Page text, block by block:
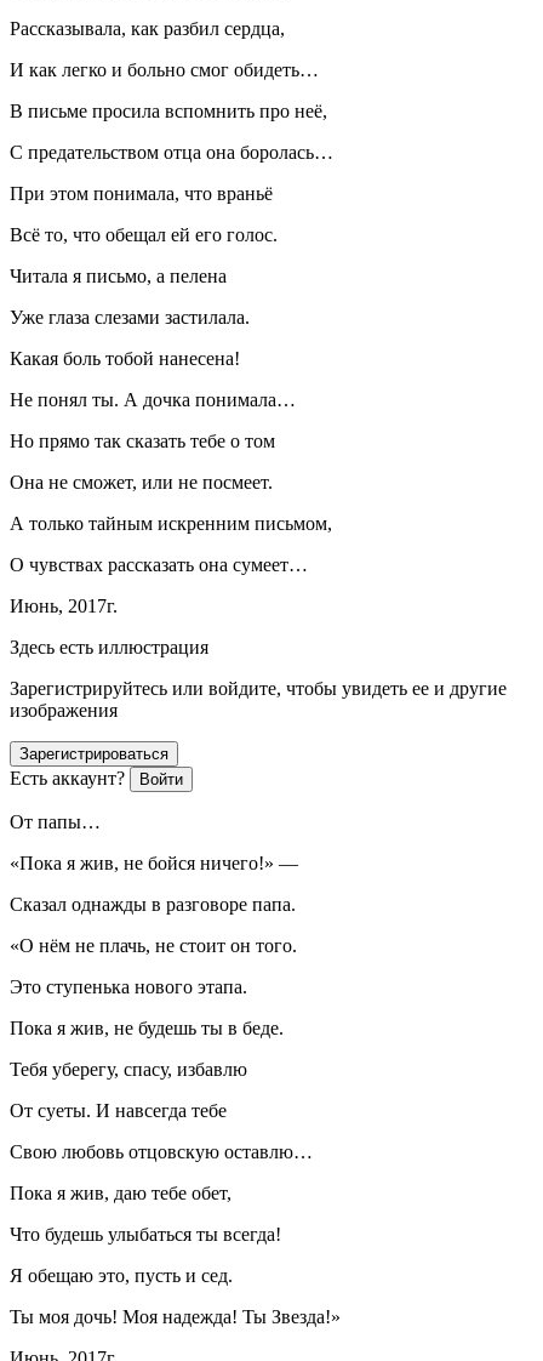
Рассказывала, как разбил сердца,
И как легко и больно смог обидеть…
В письме просила вспомнить про неё,
С предательством отца она боролась…
При этом понимала, что враньё
Всё то, что обещал ей его голос.
Читала я письмо, а пелена
Уже глаза слезами застилала.
Какая боль тобой нанесена!
Не понял ты. А дочка понимала…
Но прямо так сказать тебе о том
Она не сможет, или не посмеет.
А только тайным искренним письмом,
О чувствах рассказать она сумеет…
Июнь, 2017г.
Здесь есть иллюстрация
Зарегистрируйтесь или войдите, чтобы увидеть ее и другие
изображения
Зарегистрироваться
Есть аккаунт? Войти
От папы…
«Пока я жив, не бойся ничего!» —
Сказал однажды в разговоре папа.
«О нём не плачь, не стоит он того.
Это ступенька нового этапа.
Пока я жив, не будешь ты в беде.
Тебя уберегу, спасу, избавлю
От суеты. И навсегда тебе
Свою любовь отцовскую оставлю…
Пока я жив, даю тебе обет,
Что будешь улыбаться ты всегда!
Я обещаю это, пусть и сед.
Ты моя дочь! Моя надежда! Ты Звезда!»